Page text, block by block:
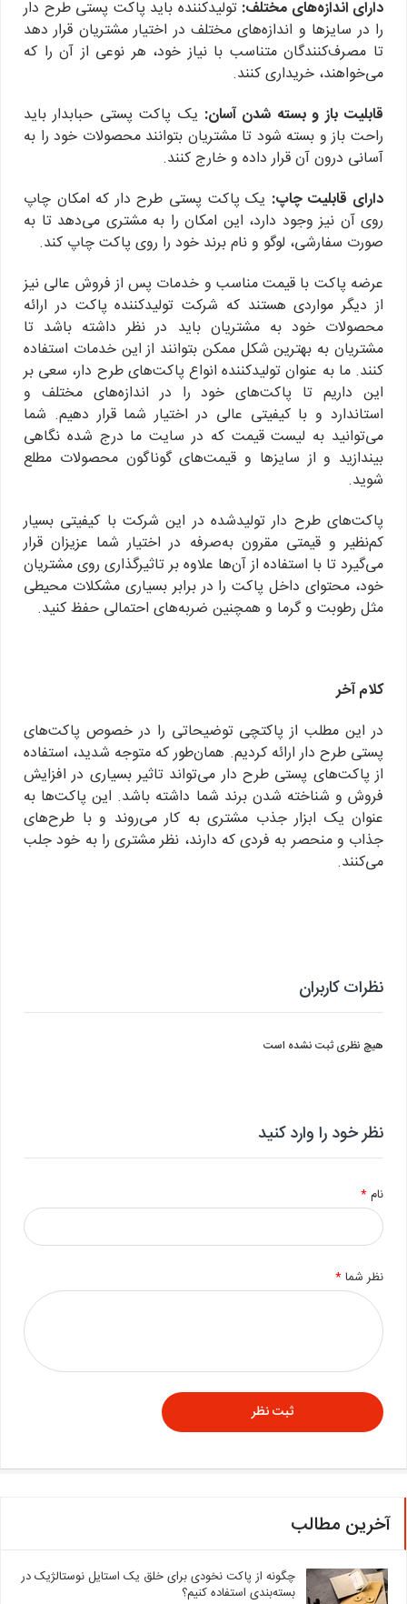
دارای اندازه‌های مختلف: تولیدکننده باید پاکت پستی طرح دار
را در سایزها و اندازه‌های مختلف در اختیار مشتریان قرار دهد
تا مصرف‌کنندگان متناسب با نیاز خود، هر نوعی از آن را که
می‌خواهند، خریداری کنند.
قابلیت باز و بسته شدن آسان: یک پاکت پستی حبابدار باید
راحت باز و بسته شود تا مشتریان بتوانند محصولات خود را به
آسانی درون آن قرار داده و خارج کنند.
دارای قابلیت چاپ: یک پاکت پستی طرح دار که امکان چاپ
روی آن نیز وجود دارد، این امکان را به مشتری می‌دهد تا به
صورت سفارشی، لوگو و نام برند خود را روی پاکت چاپ کند.
عرضه پاکت با قیمت مناسب و خدمات پس از فروش عالی نیز
از دیگر مواردی هستند که شرکت تولیدکننده پاکت در ارائه
محصولات خود به مشتریان باید در نظر داشته باشد تا
مشتریان به بهترین شکل ممکن بتوانند از این خدمات استفاده
کنند. ما به عنوان تولیدکننده انواع پاکت‌های طرح دار، سعی بر
این داریم تا پاکت‌های خود را در اندازه‌های مختلف و
استاندارد و با کیفیتی عالی در اختیار شما قرار دهیم. شما
می‌توانید به لیست قیمت که در سایت ما درج شده نگاهی
بیندازید و از سایزها و قیمت‌های گوناگون محصولات مطلع
شوید.
پاکت‌های طرح دار تولیدشده در این شرکت با کیفیتی بسیار
کم‌نظیر و قیمتی مقرون به‌صرفه در اختیار شما عزیزان قرار
می‌گیرد تا با استفاده از آن‌ها علاوه بر تاثیرگذاری روی مشتریان
خود، محتوای داخل پاکت را در برابر بسیاری مشکلات محیطی
مثل رطوبت و گرما و همچنین ضربه‌های احتمالی حفظ کنید.
کلام آخر
در این مطلب از پاکتچی توضیحاتی را در خصوص پاکت‌های
پستی طرح دار ارائه کردیم. همان‌طور که متوجه شدید، استفاده
از پاکت‌های پستی طرح دار می‌تواند تاثیر بسیاری در افزایش
فروش و شناخته شدن برند شما داشته باشد. این پاکت‌ها به
عنوان یک ابزار جذب مشتری به کار می‌روند و با طرح‌های
جذاب و منحصر به فردی که دارند، نظر مشتری را به خود جلب
می‌کنند.
نظرات کاربران
هیچ نظری ثبت نشده است
نظر خود را وارد کنید
نام*
نظر شما*
آخرین مطالب
چگونه از پاکت نخودی برای خلق یک استایل نوستالژیک در
بسته‌بندی استفاده کنیم؟